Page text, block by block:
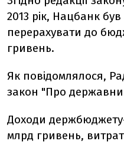
2013 рік, Нацбанк
перерахувати до
гривень.
Як повідомлялося,
закон "Про
Доходи
млрд гривень,